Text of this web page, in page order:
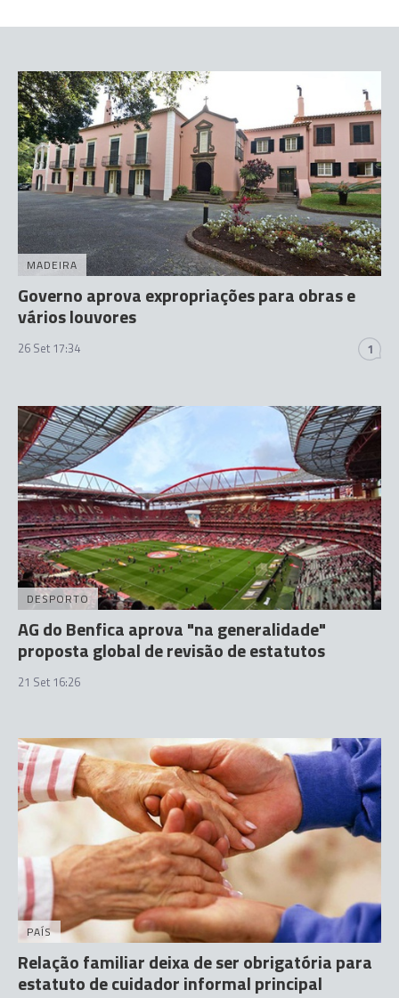
MADEIRA
Governo aprova expropriações para obras e
vários louvores
26 Set 17:34 1
DESPORTO
AG do Benfica aprova "na generalidade"
proposta global de revisão de estatutos
21 Set 16:26
PAÍS
Relação familiar deixa de ser obrigatória para
estatuto de cuidador informal principal